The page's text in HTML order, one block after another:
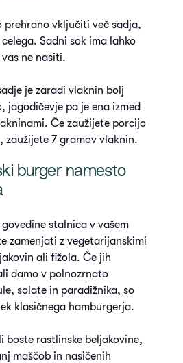
prehrano vključiti več sadja,
Sadni sok ima lahko
ne nasiti.
je zaradi vlaknin bolj
jagodičevje pa je ena izmed
Če zaužijete porcijo
zaužijete 7 gramov vlaknin.
burger namesto
stalnica v vašem
zamenjati z vegetarijanskimi
ali fižola. Če jih
damo v polnozrnato
solate in paradižnika, so
klasičnega hamburgerja.
boste rastlinske beljakovine,
maščob in nasičenih